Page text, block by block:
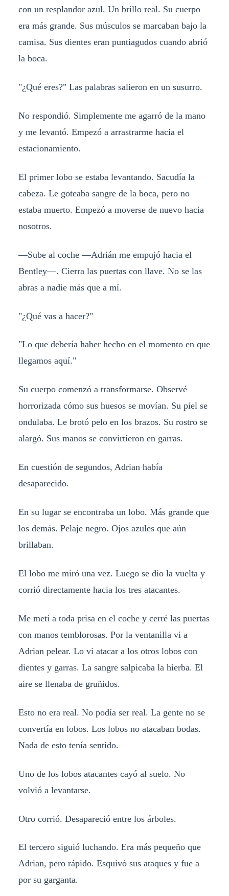
con un resplandor azul. Un brillo real. Su cuerpo
era más grande. Sus músculos se marcaban bajo la
camisa. Sus dientes eran puntiagudos cuando abrió
la boca.
"¿Qué eres?" Las palabras salieron en un susurro.
No respondió. Simplemente me agarró de la mano
y me levantó. Empezó a arrastrarme hacia el
estacionamiento.
El primer lobo se estaba levantando. Sacudía la
cabeza. Le goteaba sangre de la boca, pero no
estaba muerto. Empezó a moverse de nuevo hacia
nosotros.
—Sube al coche —Adrián me empujó hacia el
Bentley—. Cierra las puertas con llave. No se las
abras a nadie más que a mí.
"¿Qué vas a hacer?"
"Lo que debería haber hecho en el momento en que
llegamos aquí."
Su cuerpo comenzó a transformarse. Observé
horrorizada cómo sus huesos se movían. Su piel se
ondulaba. Le brotó pelo en los brazos. Su rostro se
alargó. Sus manos se convirtieron en garras.
En cuestión de segundos, Adrian había
desaparecido.
En su lugar se encontraba un lobo. Más grande que
los demás. Pelaje negro. Ojos azules que aún
brillaban.
El lobo me miró una vez. Luego se dio la vuelta y
corrió directamente hacia los tres atacantes.
Me metí a toda prisa en el coche y cerré las puertas
con manos temblorosas. Por la ventanilla vi a
Adrian pelear. Lo vi atacar a los otros lobos con
dientes y garras. La sangre salpicaba la hierba. El
aire se llenaba de gruñidos.
Esto no era real. No podía ser real. La gente no se
convertía en lobos. Los lobos no atacaban bodas.
Nada de esto tenía sentido.
Uno de los lobos atacantes cayó al suelo. No
volvió a levantarse.
Otro corrió. Desapareció entre los árboles.
El tercero siguió luchando. Era más pequeño que
Adrian, pero rápido. Esquivó sus ataques y fue a
por su garganta.